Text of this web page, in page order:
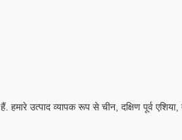
उत्पाद व्यापक रूप से चीन, दक्षिण पूर्व